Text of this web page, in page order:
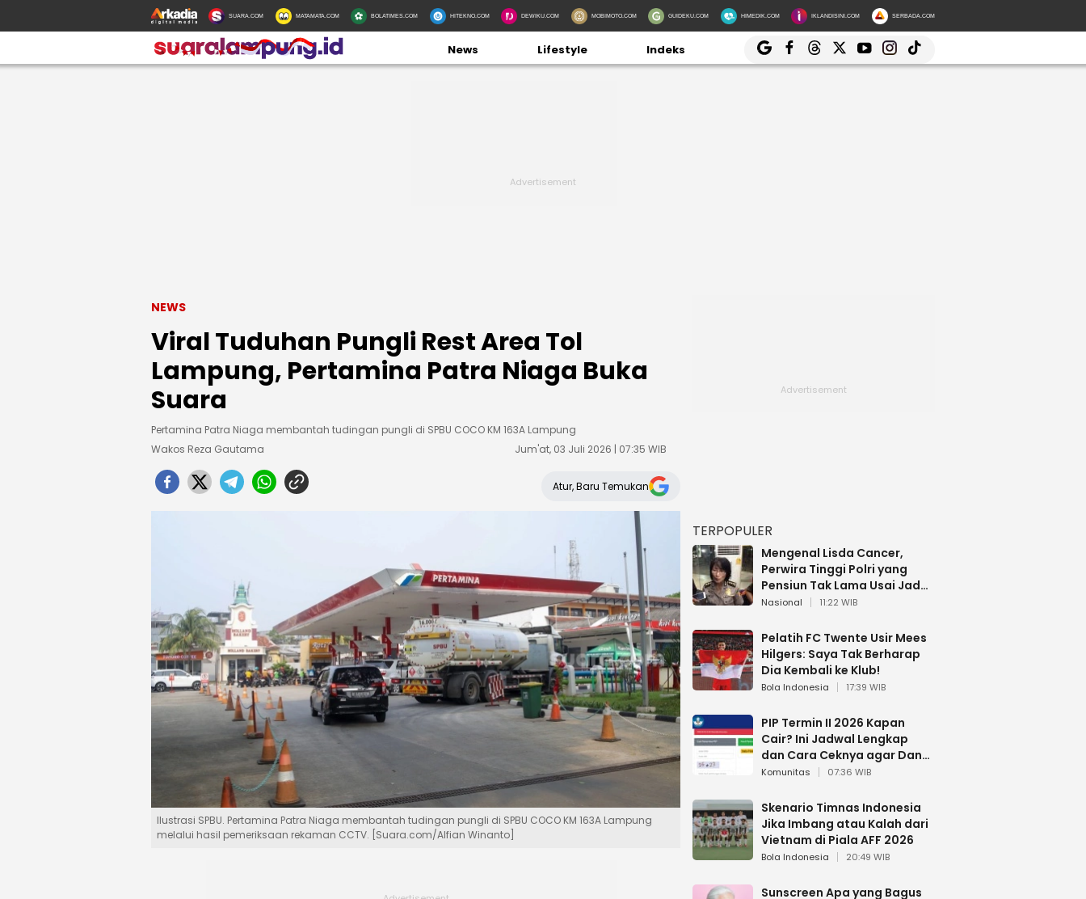
SUARA.COM MATAMATA.COM BOLATIMES.COM HITEKNO.COM DEWIKU.COM MOBIMOTO.COM GUIDEKU.COM HIMEDIK.COM IKLANDISINI.COM SERBADA.COM
News Lifestyle Indeks
NEWS
Viral Tuduhan Pungli Rest Area Tol
Lampung, Pertamina Patra Niaga Buka
Suara
Pertamina Patra Niaga membantah tudingan pungli di SPBU COCO KM 163A Lampung
Wakos Reza Gautama
Jum'at, 03 Juli 2026 | 07:35 WIB
Atur, Baru Temukan
Ilustrasi SPBU. Pertamina Patra Niaga membantah tudingan pungli di SPBU COCO KM 163A Lampung
melalui hasil pemeriksaan rekaman CCTV. [Suara.com/Alfian Winanto]
TERPOPULER
Mengenal Lisda Cancer,
Perwira Tinggi Polri yang
Pensiun Tak Lama Usai Jadi
Brigjen
Nasional 11:22 WIB
Pelatih FC Twente Usir Mees
Hilgers: Saya Tak Berharap
Dia Kembali ke Klub!
Bola Indonesia 17:39 WIB
PIP Termin II 2026 Kapan
Cair? Ini Jadwal Lengkap
dan Cara Ceknya agar Dana
Tidak Hangus!
Komunitas 07:36 WIB
Skenario Timnas Indonesia
Jika Imbang atau Kalah dari
Vietnam di Piala AFF 2026
Bola Indonesia 20:49 WIB
Sunscreen Apa yang Bagus